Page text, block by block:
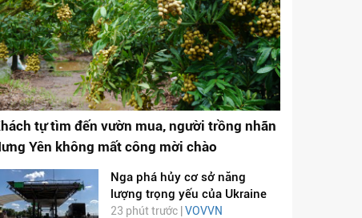
tự tìm đến vườn mua, người trồng nhãn
Yên không mất công mời chào
Nga phá hủy cơ sở năng
lượng trọng yếu của Ukraine
23 phút trước | VOVVN